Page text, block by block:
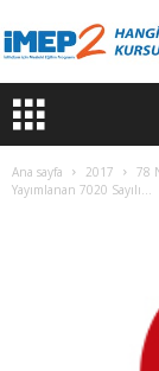
Ana sayfa 2017
78
Yayımlanan 7020 Sayılı...